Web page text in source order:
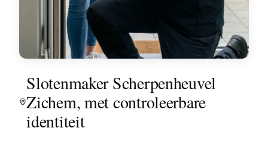
Slotenmaker Scherpenheuvel
Zichem, met controleerbare
identiteit